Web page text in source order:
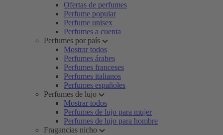
Ofertas de perfumes
Perfume popular
Perfume unisex
Perfumes a cuenta
Perfumes por país
Mostrar todos
Perfumes árabes
Perfumes franceses
Perfumes italianos
Perfumes españoles
Perfumes de lujo
Mostrar todos
Perfumes de lujo para mujer
Perfumes de lujo para hombre
Fragancias nicho